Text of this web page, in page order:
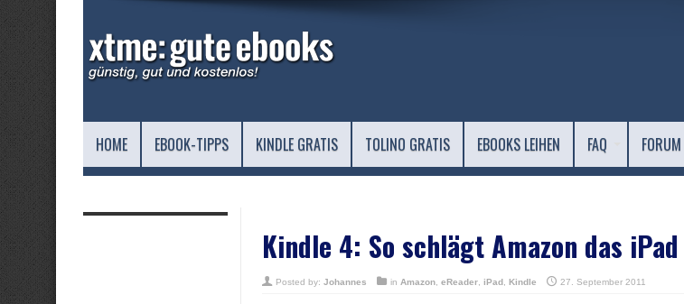
HOME EBOOK-TIPPS KINDLE GRATIS TOLINO GRATIS EBOOKS LEIHEN FAQ FORUM
Kindle 4: So schlägt Amazon das iPad
Posted by: Johannes in Amazon eReader iPad Kindle 27. September 2011